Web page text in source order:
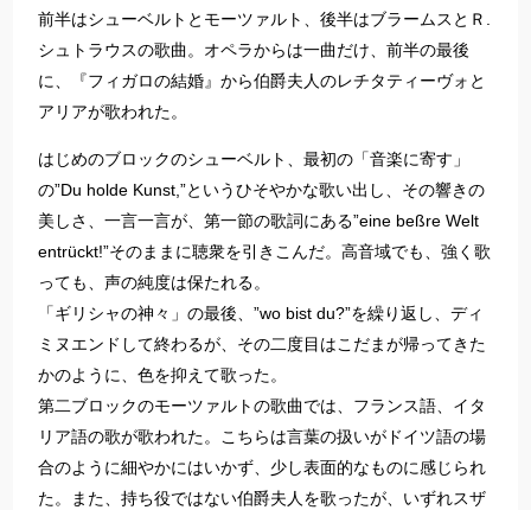
前半はシューベルトとモーツァルト、後半はブラームスとＲ.
シュトラウスの歌曲。オペラからは一曲だけ、前半の最後
に、『フィガロの結婚』から伯爵夫人のレチタティーヴォと
アリアが歌われた。
はじめのブロックのシューベルト、最初の「音楽に寄す」
の”Du holde Kunst,”というひそやかな歌い出し、その響きの
美しさ、一言一言が、第一節の歌詞にある”eine beßre Welt
entrückt!”そのままに聴衆を引きこんだ。高音域でも、強く歌
っても、声の純度は保たれる。
「ギリシャの神々」の最後、”wo bist du?”を繰り返し、ディ
ミヌエンドして終わるが、その二度目はこだまが帰ってきた
かのように、色を抑えて歌った。
第二ブロックのモーツァルトの歌曲では、フランス語、イタ
リア語の歌が歌われた。こちらは言葉の扱いがドイツ語の場
合のように細やかにはいかず、少し表面的なものに感じられ
た。また、持ち役ではない伯爵夫人を歌ったが、いずれスザ